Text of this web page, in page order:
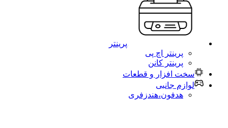
پرینتر
پرینتر اچ پی
پرینتر کانن
سخت افزار و قطعات
لوازم جانبی
هدفون،هندزفری